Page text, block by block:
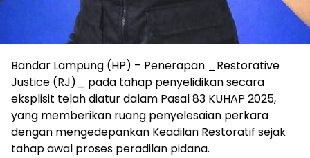
Bandar Lampung (HP) – Penerapan _Restorative
Justice (RJ)_ pada tahap penyelidikan secara
eksplisit telah diatur dalam Pasal 83 KUHAP 2025,
yang memberikan ruang penyelesaian perkara
dengan mengedepankan Keadilan Restoratif sejak
tahap awal proses peradilan pidana.